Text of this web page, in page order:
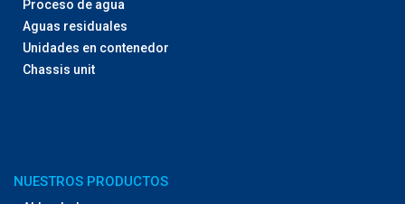
Proceso de agua
Aguas residuales
Unidades en contenedor
Chassis unit
NUESTROS PRODUCTOS